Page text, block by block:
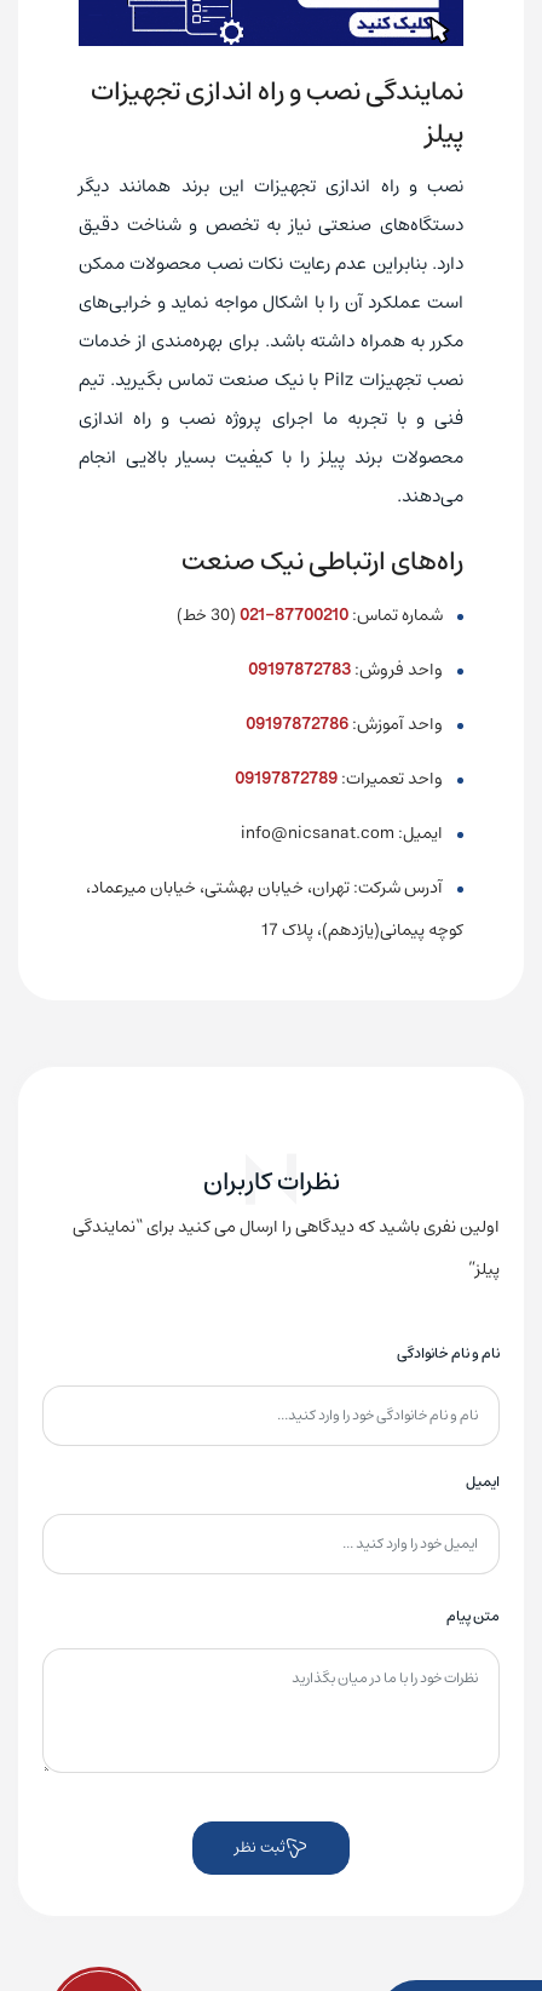
نمایندگی نصب و راه اندازی تجهیزات
پیلز
نصب و راه اندازی تجهیزات این برند همانند دیگر
دستگاه‌های صنعتی نیاز به تخصص و شناخت دقیق
دارد. بنابراین عدم رعایت نکات نصب محصولات ممکن
است عملکرد آن را با اشکال مواجه نماید و خرابی‌های
مکرر به همراه داشته باشد. برای بهره‌مندی از خدمات
نصب تجهیزات Pilz با نیک صنعت تماس بگیرید. تیم
فنی و با تجربه ما اجرای پروژه نصب و راه اندازی
محصولات برند پیلز را با کیفیت بسیار بالایی انجام
می‌دهند.
راه‌های ارتباطی نیک صنعت
شماره تماس:87700210-021
(30 خط)
واحد فروش:09197872783
واحد آموزش:09197872786
واحد تعمیرات:09197872789
ایمیل: info@nicsanat.com
آدرس شرکت: تهران، خیابان بهشتی، خیابان میرعماد،
کوچه پیمانی(یازدهم)، پلاک 17
نظرات کاربران
اولین نفری باشید که دیدگاهی را ارسال می کنید برای “نمایندگی
پیلز”
نام و نام خانوادگی
ایمیل
متن پیام
ثبت نظر